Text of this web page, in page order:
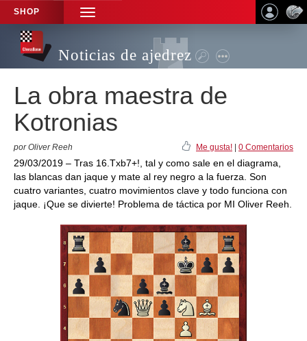
SHOP
TOGGLE
NAVIGATION
Noticias de ajedrez
La obra maestra de
Kotronias
por Oliver Reeh Me gusta! 0 Comentarios
29/03/2019 – Tras 16.Txb7+!, tal y como sale en el diagrama,
las blancas dan jaque y mate al rey negro a la fuerza. Son
cuatro variantes, cuatro movimientos clave y todo funciona con
jaque. ¡Que se divierte! Problema de táctica por MI Oliver Reeh.